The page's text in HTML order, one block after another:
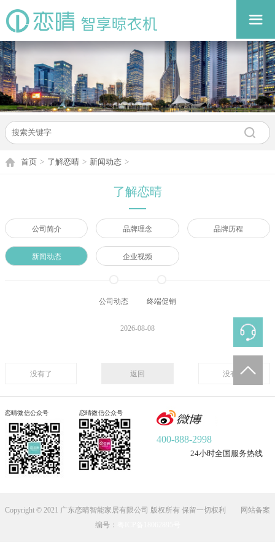
首页 > 了解恋晴 > 新闻动态 >
了解恋晴
公司简介 品牌理念 品牌历程
新闻动态 企业视频
公司动态 终端促销
2026-08-08
没有了 返回 没有了
恋晴微信公众号 恋晴微信公众号
400-888-2998
24小时全国服务热线
Copyright © 2021 广东恋晴智能家居有限公司 版权所有 保留一切权利 网站备案
编号：